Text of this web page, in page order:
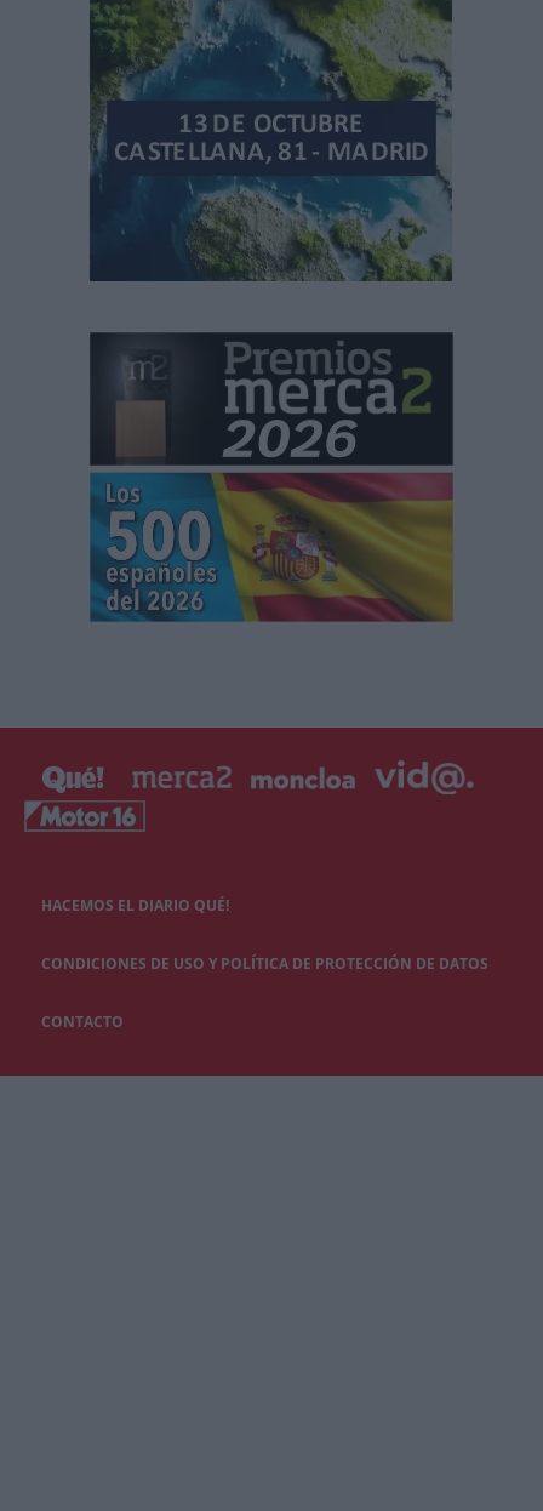
HACEMOS EL DIARIO QUÉ!
CONDICIONES DE USO Y POLÍTICA DE PROTECCIÓN DE DATOS
CONTACTO